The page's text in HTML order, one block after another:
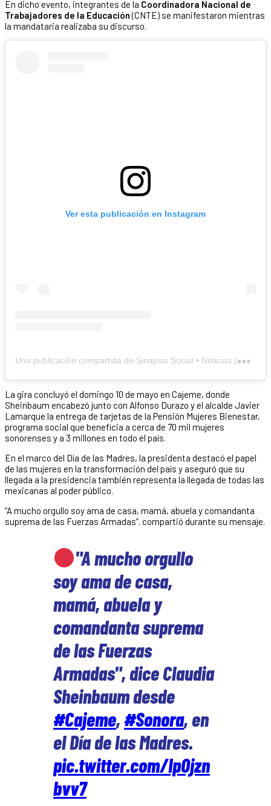
En dicho evento, integrantes de la Coordinadora Nacional de
Trabajadores de la Educación(CNTE) se manifestaron mientras
la mandataria realizaba su discurso.
Ver esta publicación en Instagram
U
na publicación compartida de Sinapsis Social • Noticias (@sinapsissocial)
La gira concluyó el domingo 10 de mayo en Cajeme, donde
Sheinbaum encabezó junto con Alfonso Durazo y el alcalde Javier
Lamarque la entrega de tarjetas de la Pensión Mujeres Bienestar,
programa social que beneficia a cerca de 70 mil mujeres
sonorenses y a 3 millones en todo el país.
En el marco del Día de las Madres, la presidenta destacó el papel
de las mujeres en la transformación del país y aseguró que su
llegada a la presidencia también representa la llegada de todas las
mexicanas al poder público.
“A mucho orgullo soy ama de casa, mamá, abuela y comandanta
suprema de las Fuerzas Armadas”. compartió durante su mensaje.
"A mucho orgullo
soy ama de casa,
mamá, abuela y
comandanta suprema
de las Fuerzas
Armadas", dice Claudia
Sheinbaum desde
#Cajeme, #Sonora, en
el Día de las Madres.
pic.twitter.com/IpOjzn
bvv7